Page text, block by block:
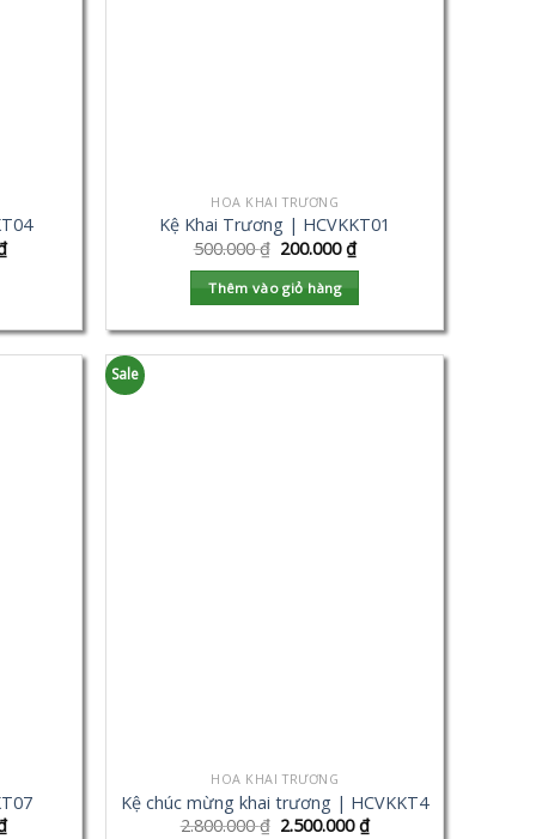
HOA KHAI TRƯƠNG
Kệ Khai Trương | HCVKKT01
500.000₫ 200.000₫
Thêm vào giỏ hàng
Sale
HOA KHAI TRƯƠNG
Kệ chúc mừng khai trương | HCVKKT4
2.800.000₫ 2.500.000₫